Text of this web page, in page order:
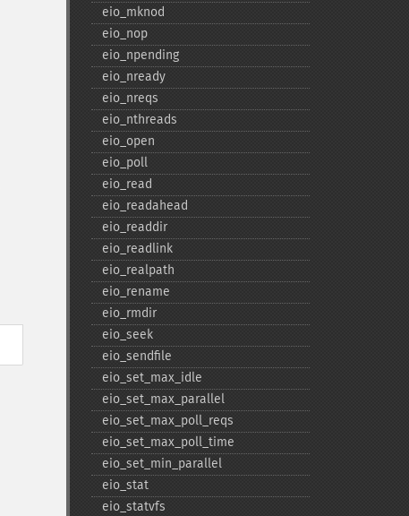
eio_​mknod
eio_​nop
eio_​npending
eio_​nready
eio_​nreqs
eio_​nthreads
eio_​open
eio_​poll
eio_​read
eio_​readahead
eio_​readdir
eio_​readlink
eio_​realpath
eio_​rename
eio_​rmdir
eio_​seek
eio_​sendfile
eio_​set_​max_​idle
eio_​set_​max_​parallel
eio_​set_​max_​poll_​reqs
eio_​set_​max_​poll_​time
eio_​set_​min_​parallel
eio_​stat
eio_​statvfs